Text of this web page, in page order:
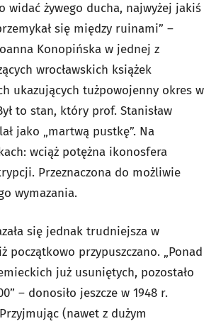
widać żywego ducha, najwyżej jakiś
się między ruinami” –
Konopińska w jednej z
wrocławskich książek
ukazujących tużpowojenny okres w
to stan, który prof. Stanisław
jako „martwą pustkę”. Na
wciąż potężna ikonosfera
Przeznaczona do możliwie
wymazania.
się jednak trudniejsza w
początkowo przypuszczano. „Ponad
już usuniętych, pozostało
– donosiło jeszcze w 1948 r.
Przyjmując (nawet z dużym